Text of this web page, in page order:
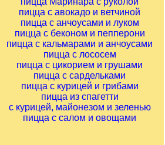
пицца с авокадо и ветчиной
пицца с анчоусами и луком
пицца с беконом и пепперони
пицца с кальмарами и анчоусами
пицца с лососем
пицца с цикорием и грушами
пицца с сардельками
пицца с курицей и грибами
пицца из спагетти
с курицей, майонезом и зеленью
пицца с салом и овощами